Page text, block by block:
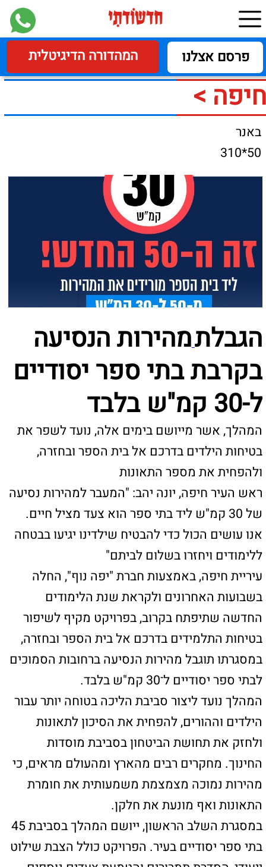
חיפה >
הגבלתמהירות הנסיעה
בקרבת בתי ספר יסודיים
ל-30 קמ"ש בלבד
המהלך, אשר מייושם בימים אלה, נועד לשפר את
ולהפחית את מספר התאונות
ראש העיר חיפה, יונה יהב: "המעבר למהירות נסיעה
של 30 קמ"ש ליד בתי ספר הוא צעד מציל חיים.
אנו עושים הכול כדי להבטיח שילדינו יגיעו בבטחה
ללימודים ויחזרו בשלום לביתם"
עיריית חיפה, באמצעות חברת "יפה נוף", החלה
החדשה שתיפתח בקרוב, בפרויקט מקיף לשיפור
בטיחות התלמידים בדרכם אל בית הספר ובחזרה,
לבתי ספר יסודיים ל־30 קמ"ש בלבד.
המהלך נועד ליצור סביבת הליכה בטוחה יותר עבור
הילדים וההורים, להפחית את הסיכון לתאונות
ולחזק את תחושת הביטחון בסביבת מוסדות
החינוך. מחקרים רבים מהארץ ומהעולם מראים, כי
מהירות נמוכה מצמצמת משמעותית את חומרת
בתי ספר יסודיים בעיר. הפרויקט כולל הצבת שילוט
להאטת מהירות הנסיעה.
קמ"ש ליד בתי ספר היא צעד מציל חיים שנועד
להבטיח שילדינו יגיעו בבטחה ללימודים ויחזרו
בשלום לביתם. זהו שלב ראשון, והוא חלק
ממדיניות עירונית רחבה לשיפור בטיחות בדרכים,
להפחתת תאונות ולחיזוק תחושת הביטחון של
הורים ותלמידים. אני קורא לנהגים לגלות אחריות
ולשמור על הכללים – כדי שנוכל להעניק לילדינו
פרסם אצלנו המהדורה הדיגיטלית